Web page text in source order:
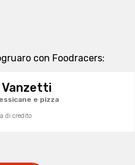
con Foodracers:
Vanzetti
e pizza
di credito